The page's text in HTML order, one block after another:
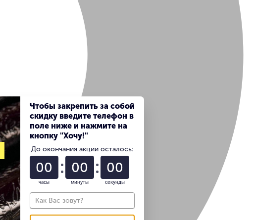
Чтобы закрепить за собой
скидку введите телефон в
поле ниже и нажмите на
кнопку "Хочу!"
До окончания акции осталось:
01
часы
22
минуты
58
секунды